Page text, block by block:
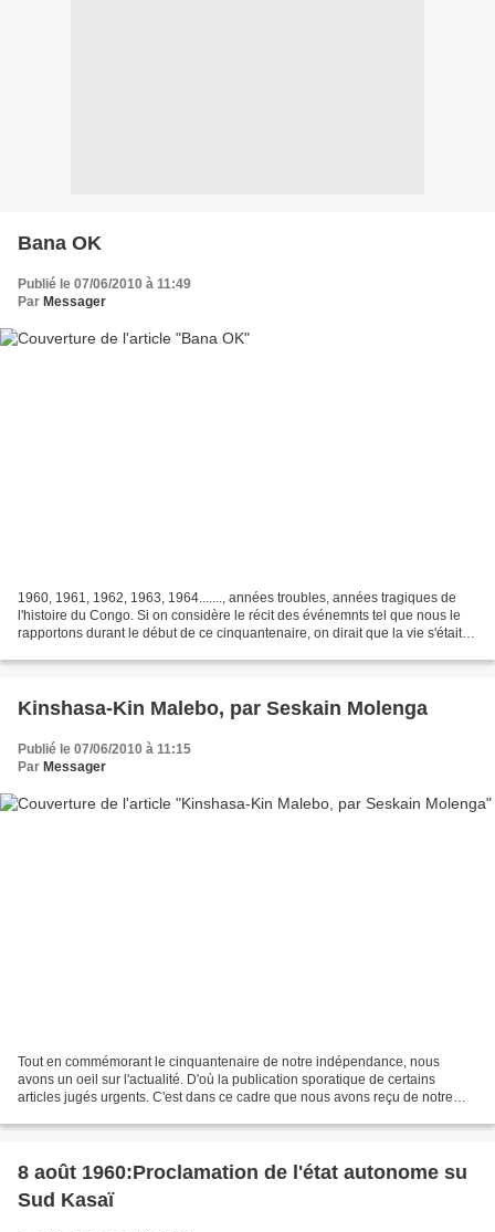
Bana OK
Publié le 07/06/2010 à 11:49
Par Messager
1960, 1961, 1962, 1963, 1964......., années troubles, années tragiques de
l'histoire du Congo. Si on considère le récit des événemnts tel que nous le
rapportons durant le début de ce cinquantenaire, on dirait que la vie s'était
Kinshasa-Kin Malebo, par Seskain Molenga
Publié le 07/06/2010 à 11:15
Par Messager
Tout en commémorant le cinquantenaire de notre indépendance, nous
avons un oeil sur l'actualité. D'où la publication sporatique de certains
articles jugés urgents. C'est dans ce cadre que nous avons reçu de notre
8 août 1960:Proclamation de l'état autonome su
Sud Kasaï